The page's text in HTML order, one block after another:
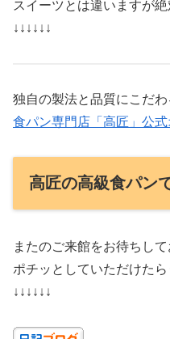
スイーツとは違いますが絶
↓↓↓↓↓↓
独自の製法と品質にこだ
食パン専門店「高匠」公
高匠の高級食パン
またのご来館をお待ちして
ポチッとしていただけた
↓↓↓↓↓↓